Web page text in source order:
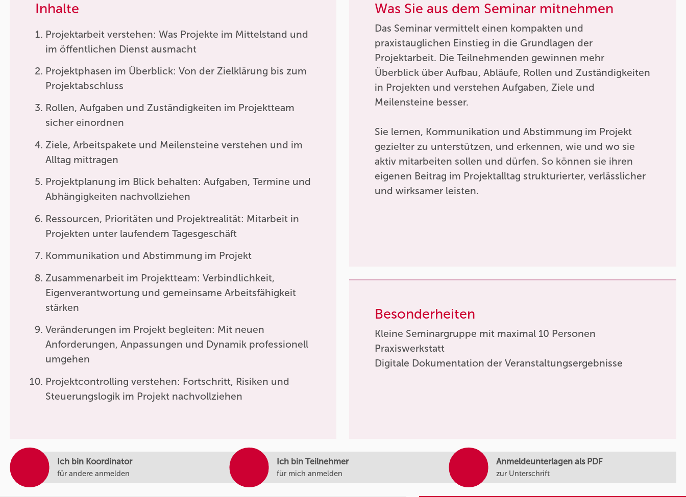
Ich bin Koordinator
für andere anmelden
Ich bin Teilnehmer
für mich anmelden
Anmeldeunterlagen als PDF
zur Unterschrift
Inhalte
Projektarbeit verstehen: Was Projekte im Mittelstand und
im öffentlichen Dienst ausmacht
Projektphasen im Überblick: Von der Zielklärung bis zum
Projektabschluss
Rollen, Aufgaben und Zuständigkeiten im Projektteam
sicher einordnen
Ziele, Arbeitspakete und Meilensteine verstehen und im
Alltag mittragen
Projektplanung im Blick behalten: Aufgaben, Termine und
Abhängigkeiten nachvollziehen
Ressourcen, Prioritäten und Projektrealität: Mitarbeit in
Projekten unter laufendem Tagesgeschäft
Kommunikation und Abstimmung im Projekt
Zusammenarbeit im Projektteam: Verbindlichkeit,
Eigenverantwortung und gemeinsame Arbeitsfähigkeit
stärken
Veränderungen im Projekt begleiten: Mit neuen
Anforderungen, Anpassungen und Dynamik professionell
umgehen
Projektcontrolling verstehen: Fortschritt, Risiken und
Steuerungslogik im Projekt nachvollziehen
Was Sie aus dem Seminar mitnehmen
Das Seminar vermittelt einen kompakten und
praxistauglichen Einstieg in die Grundlagen der
Projektarbeit. Die Teilnehmenden gewinnen mehr
Überblick über Aufbau, Abläufe, Rollen und Zuständigkeiten
in Projekten und verstehen Aufgaben, Ziele und
Meilensteine besser.
Sie lernen, Kommunikation und Abstimmung im Projekt
gezielter zu unterstützen, und erkennen, wie und wo sie
aktiv mitarbeiten sollen und dürfen. So können sie ihren
eigenen Beitrag im Projektalltag strukturierter, verlässlicher
und wirksamer leisten.
Besonderheiten
Kleine Seminargruppe mit maximal 10 Personen
Praxiswerkstatt
Digitale Dokumentation der Veranstaltungsergebnisse